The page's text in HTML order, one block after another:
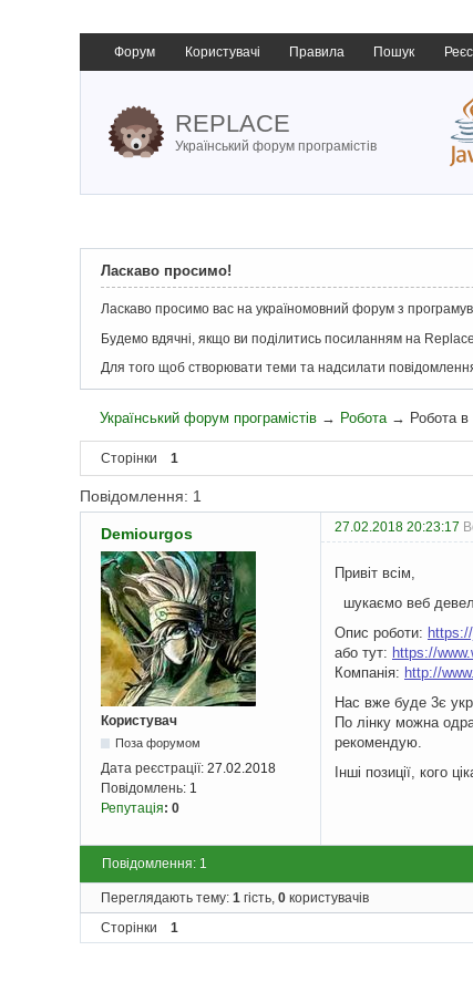
Форум Користувачі Правила Пошук
REPLACE
Український форум програмістів
Ласкаво просимо!
Ласкаво просимо вас на україномовний форум з
Будемо вдячні, якщо ви поділитись посиланням на
Для того щоб створювати теми та надсилати
Український форум програмістів → Робота → Робота
Сторінки 1
Повідомлення: 1
Demiourgos 27.02.2018 20:23:17
Користувач
Поза форумом
Дата реєстрації: 27.02.2018
Повідомлень: 1
Репутація: 0
Привіт всім,
шукаємо веб
Опис роботи:
або тут: https://
Компанія: http://
Нас вже буде 3є
По лінку можна
рекомендую.
Інші позиції, кого
Повідомлення: 1
Переглядають тему: 1 гість, 0 користувачів
Сторінки
1